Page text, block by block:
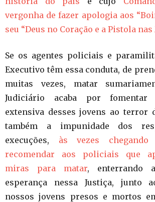
vergonha de fazer apologia aos
seu “Deus no Coração e a Pistola nas
Se os agentes policiais e
Executivo têm essa conduta, de
muitas vezes, matar
Judiciário acaba por fomentar
extensiva desses jovens ao terror
também a impunidade dos
execuções, às vezes
recomendar aos policiais que
miras para matar, enterrando
esperança nessa Justiça, junto
nossos jovens presos e mortos